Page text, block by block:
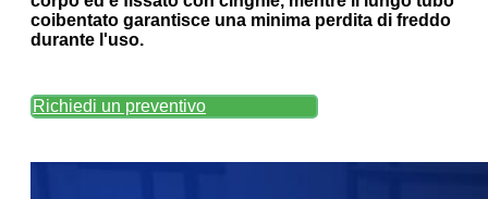
coibentato garantisce una minima perdita di freddo
durante l'uso.
Richiedi un preventivo